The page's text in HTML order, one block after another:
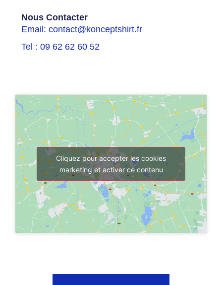
Nous Contacter
Email: contact@konceptshirt.fr
Tel : 09 62 62 60 52
Cliquez pour accepter les cookies
marketing et activer ce contenu